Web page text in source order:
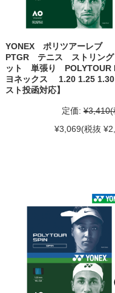
YONEX ポリツアーレブ
PTGR テニス ストリン
ット 単張り POLYTOUR
ヨネックス 1.20 1.25 1.30
スト投函対応】
定価: ¥3,410(
¥3,069(税抜